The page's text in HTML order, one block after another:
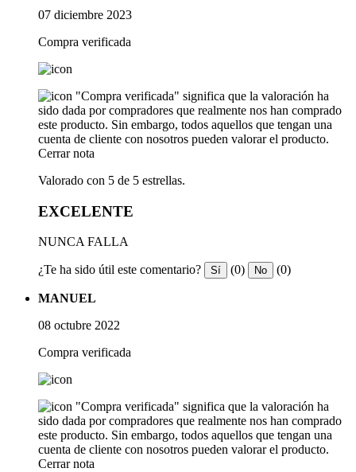
07 diciembre 2023
Compra verificada
"Compra verificada" significa que la valoración ha
sido dada por compradores que realmente nos han comprado
este producto. Sin embargo, todos aquellos que tengan una
cuenta de cliente con nosotros pueden valorar el producto.
Cerrar nota
Valorado con 5 de 5 estrellas.
EXCELENTE
NUNCA FALLA
¿Te ha sido útil este comentario? Sí (0) No (0)
MANUEL
08 octubre 2022
Compra verificada
"Compra verificada" significa que la valoración ha
sido dada por compradores que realmente nos han comprado
este producto. Sin embargo, todos aquellos que tengan una
cuenta de cliente con nosotros pueden valorar el producto.
Cerrar nota